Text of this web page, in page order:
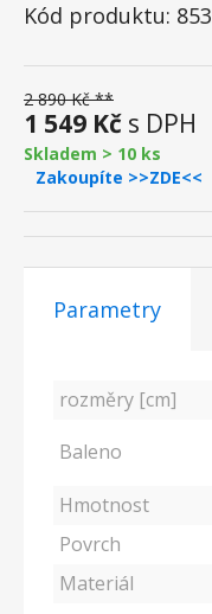
Kód produktu: 853
2 890 Kč **
1 549 Kč s DPH
Skladem > 10 ks
Zakoupíte >>ZDE<<
Parametry
rozměry [cm]
Baleno
Hmotnost
Povrch
Materiál